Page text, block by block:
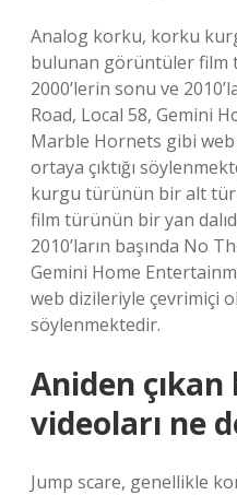
Analog korku, korku
bulunan görüntüler film
2000’lerin sonu ve
Road, Local 58, Gemini
Marble Hornets gibi
ortaya çıktığı
kurgu türünün bir alt
film türünün bir yan
2010’ların başında No
Gemini Home
web dizileriyle çevrimiçi
söylenmektedir.
Aniden
videoları ne
Jump scare, genellikle